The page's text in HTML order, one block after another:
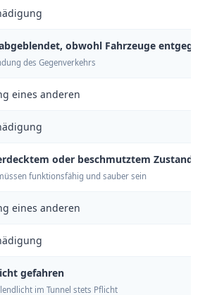
obwohl Fahrzeuge
des Gegenverkehrs
eines anderen
oder beschmutztem Zustand
funktionsfähig und sauber sein
eines anderen
gefahren
im Tunnel stets Pflicht